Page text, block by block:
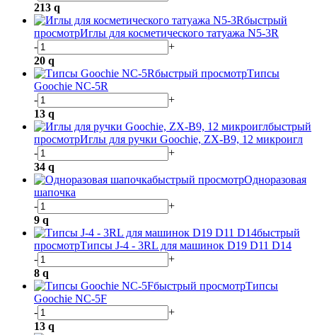
213 q
быстрый
просмотрИглы для косметического татуажа N5-3R
-
+
20 q
быстрый просмотрТипсы
Goochie NC-5R
-
+
13 q
быстрый
просмотрИглы для ручки Goochie, ZX-B9, 12 микроигл
-
+
34 q
быстрый просмотрОдноразовая
шапочка
-
+
9 q
быстрый
просмотрТипсы J-4 - 3RL для машинок D19 D11 D14
-
+
8 q
быстрый просмотрТипсы
Goochie NC-5F
-
+
13 q